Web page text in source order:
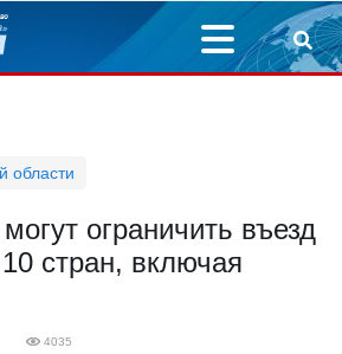
области
ограничить въезд
стран, включая
4035